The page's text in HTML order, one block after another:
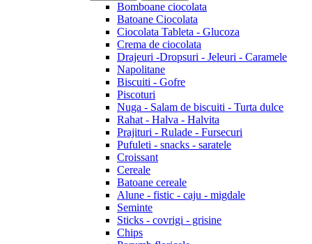
Bomboane ciocolata
Batoane Ciocolata
Ciocolata Tableta - Glucoza
Crema de ciocolata
Drajeuri -Dropsuri - Jeleuri - Caramele
Napolitane
Biscuiti - Gofre
Piscoturi
Nuga - Salam de biscuiti - Turta dulce
Rahat - Halva - Halvita
Prajituri - Rulade - Fursecuri
Pufuleti - snacks - saratele
Croissant
Cereale
Batoane cereale
Alune - fistic - caju - migdale
Seminte
Sticks - covrigi - grisine
Chips